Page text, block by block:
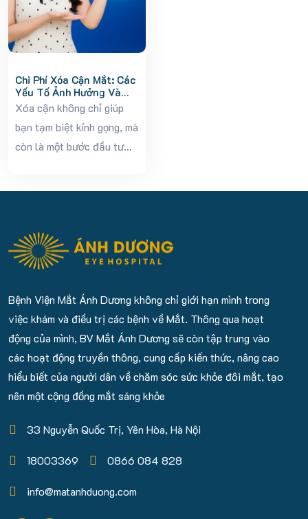
Chi Phí Xóa Cận Mắt: Các
Yếu Tố Ảnh Hưởng Và
Cách Chọn Gói Phù Hợp
Xóa cận không chỉ giúp
bạn tạm biệt kính gọng, mà
còn là một bước đầu tư
mắt bao...
Bệnh Viện Mắt Ánh Dương không chỉ giới hạn mình trong
việc khám và điều trị các bệnh về Mắt. Thông qua hoạt
động của mình, BV Mắt Ánh Dương sẽ còn tập trung vào
các hoạt động truyền thông, cung cấp kiến thức, nâng cao
hiểu biết của người dân về chăm sóc sức khỏe đôi mắt, tạo
nên một cộng đồng mắt sáng khỏe
33 Nguyễn Quốc Trị, Yên Hòa, Hà Nội
18003369 0866 084 828
info@matanhduong.com